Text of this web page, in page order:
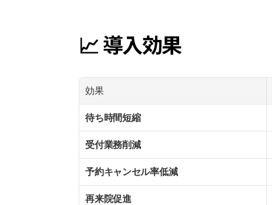
📈 導入効果
効果
待ち時間短縮
受付業務削減
予約キャンセル率低減
再来院促進